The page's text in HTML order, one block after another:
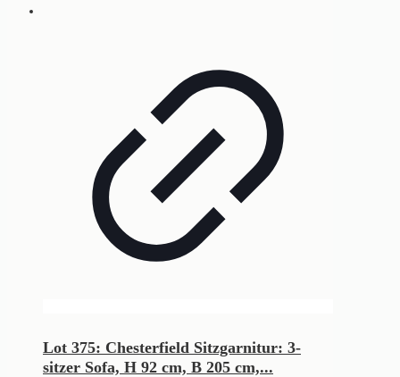
Lot 375: Chesterfield Sitzgarnitur: 3-
sitzer Sofa, H 92 cm, B 205 cm,...